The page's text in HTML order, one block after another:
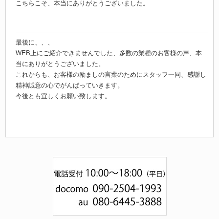
こちらこそ、本当にありがとうございました。
最後に、、、
WEB上にご紹介できませんでした、多数の業種のお客様の声、本
当にありがとうございました。
これからも、お客様の励ましの言葉のためにスタッフ一同、感謝し
精神誠意の心でがんばっていきます。
今後とも宜しくお願い致します。